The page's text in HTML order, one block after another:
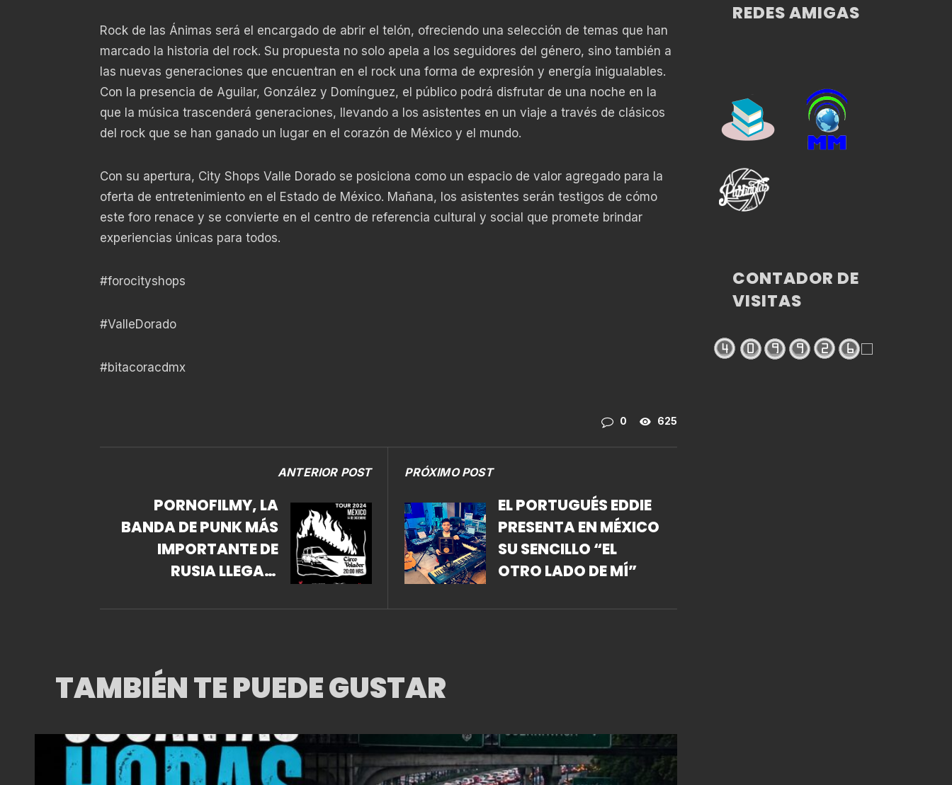
Rock de las Ánimas será el encargado de abrir el telón, ofreciendo una selección de temas que han
marcado la historia del rock. Su propuesta no solo apela a los seguidores del género, sino también a
las nuevas generaciones que encuentran en el rock una forma de expresión y energía inigualables.
Con la presencia de Aguilar, González y Domínguez, el público podrá disfrutar de una noche en la
que la música trascenderá generaciones, llevando a los asistentes en un viaje a través de clásicos
del rock que se han ganado un lugar en el corazón de México y el mundo.
Con su apertura, City Shops Valle Dorado se posiciona como un espacio de valor agregado para la
oferta de entretenimiento en el Estado de México. Mañana, los asistentes serán testigos de cómo
este foro renace y se convierte en el centro de referencia cultural y social que promete brindar
experiencias únicas para todos.
#forocityshops
#ValleDorado
#bitacoracdmx
0 625
ANTERIOR POST
PORNOFILMY, LA
BANDA DE PUNK MÁS
IMPORTANTE DE
RUSIA LLEGA A
PRIMERA VEZ
PRÓXIMO POST
EL PORTUGUÉS EDDIE
PRESENTA EN MÉXICO
SU SENCILLO “EL
OTRO LADO DE MÍ”
TAMBIÉN TE PUEDE GUSTAR
REDES AMIGAS
CONTADOR DE
VISITAS